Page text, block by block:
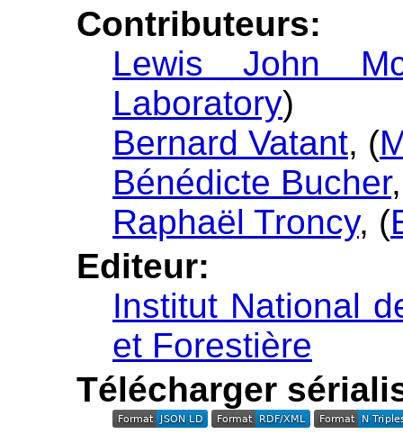
Contributeurs:
Lewis John
Laboratory)
Bernard Vatant, (
Bénédicte Bucher
Raphaël Troncy, (
Editeur:
Institut National
et Forestière
Télécharger